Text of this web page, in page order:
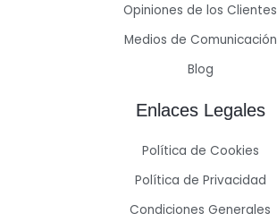
Opiniones de los Clientes
Medios de Comunicación
Blog
Enlaces Legales
Política de Cookies
Política de Privacidad
Condiciones Generales